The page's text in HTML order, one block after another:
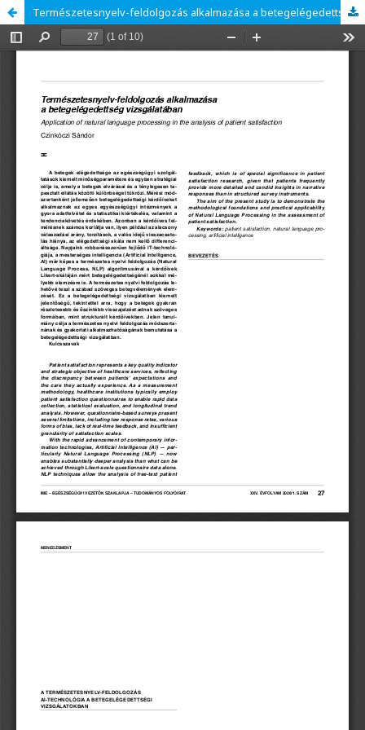
Természetesnyelv-feldolgozás alkalmazása a betegelégedettség vizsgálatában